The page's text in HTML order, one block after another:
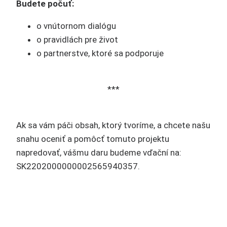
Budete počuť:
o vnútornom dialógu
o pravidlách pre život
o partnerstve, ktoré sa podporuje
***
Ak sa vám páči obsah, ktorý tvoríme, a chcete našu
snahu oceniť a pomôcť tomuto projektu
napredovať, vášmu daru budeme vďační na:
SK2202000000002565940357.